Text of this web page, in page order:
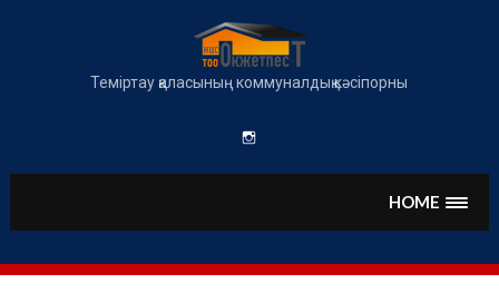
to
content
Теміртау қаласының коммуналдық кәсіпорны
HOME